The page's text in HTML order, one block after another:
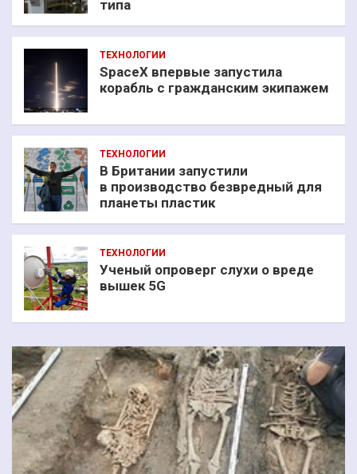
типа
ТЕХНОЛОГИИ
SpaceX впервые запустила
корабль с гражданским экипажем
ТЕХНОЛОГИИ
В Британии запустили
в производство безвредный для
планеты пластик
ТЕХНОЛОГИИ
Ученый опроверг слухи о вреде
вышек 5G